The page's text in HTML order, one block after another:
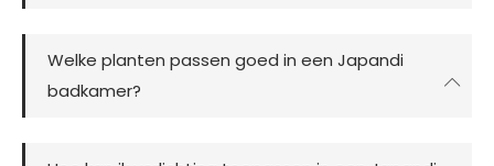
Welke planten passen goed in een Japandi